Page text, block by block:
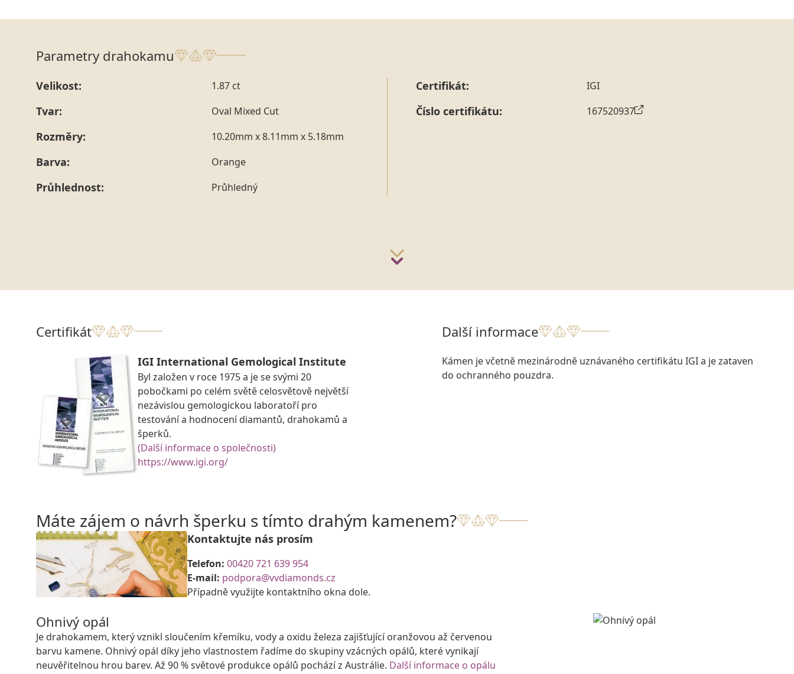
Parametry drahokamu
Velikost: 1.87 ct
Tvar: Oval Mixed Cut
Rozměry: 10.20mm x 8.11mm x 5.18mm
Barva: Orange
Průhlednost: Průhledný
Certifikát: IGI
Číslo certifikátu: 167520937
Certifikát
IGI International Gemological Institute
Byl založen v roce 1975 a je se svými 20
pobočkami po celém světě celosvětově největší
nezávislou gemologickou laboratoří pro
testování a hodnocení diamantů, drahokamů a
šperků.
(Další informace o společnosti)
https://www.igi.org/
Další informace
Kámen je včetně mezinárodně uznávaného certifikátu IGI a je zataven
do ochranného pouzdra.
Máte zájem o návrh šperku s tímto drahým kamenem?
Kontaktujte nás prosím
Telefon: 00420 721 639 954
E-mail: podpora@vvdiamonds.cz
Případně využijte kontaktního okna dole.
Ohnivý opál
Je drahokamem, který vznikl sloučením křemíku, vody a oxidu železa zajišťující oranžovou až červenou
barvu kamene. Ohnivý opál díky jeho vlastnostem řadíme do skupiny vzácných opálů, které vynikají
neuvěřitelnou hrou barev. Až 90 % světové produkce opálů pochází z Austrálie. Další informace o opálu